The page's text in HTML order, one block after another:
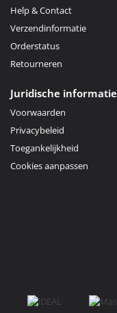
Help & Contact
Verzendinformatie
Orderstatus
Retourneren
Juridische informatie
Voorwaarden
Privacybeleid
Toegankelijkheid
Cookies aanpassen